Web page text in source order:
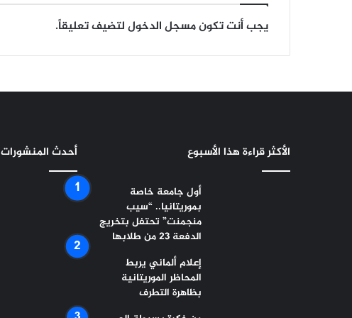
يجب أنت تكونمسجل الدخوللتضيف تعليقاً.
الأكثر قراءة هذا الأسبوع
أول جامعة خاصة
بموريتانيا.. “سيب
منجمنت” تحتفل بتخريج
الدفعة 23 من طلابها
إعلام ألماني يربط
المحاظر الموريتانية
بظاهرة التطرف
أحدث المنشورات